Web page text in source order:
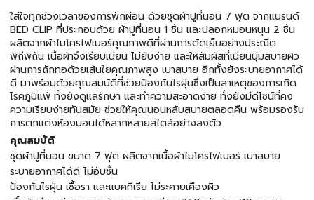
ใส่ใจทุกช่วงเวลาของการพักผ่อน ด้วยชุดผ้าปูที่นอน 7 ฟุต จากแบรนด์
BED CLIP ที่ประกอบด้วย ผ้าปูที่นอน 1 ชิ้น และปลอกหมอนหนุน 2 ชิ้น
ผลิตจากผ้าไมโครไฟเบอร์คุณภาพดีที่ผ่านการตัดเย็บอย่างประณีต
พิถีพิถัน เนื้อผ้าจึงเรียบเนียน ไม่ยับง่าย และให้สัมผัสที่เนียนนุ่มสบายผิว
ผ่านการถักทอด้วยเส้นใยคุณภาพสูง เบาสบาย อีกทั้งยังระบายอากาศได้
ดี มาพร้อมด้วยคุณสมบัติที่ช่วยป้องกันไรฝุ่นซึ่งเป็นสาเหตุของการเกิด
โรคภูมิแพ้ ทั้งยังดูแลรักษา และทำความสะอาดง่าย ทั้งยังมีดีไซน์ที่คง
ความเรียบง่ายทันสมัย ช่วยให้คุณนอนหลับสบายตลอดคืน พร้อมรองรับ
การตกแต่งห้องนอนได้หลากหลายสไตล์อย่างลงตัว
คุณสมบัติ
ชุดผ้าปูที่นอน ขนาด 7 ฟุต ผลิตจากเนื้อผ้าไมโครไฟเบอร์ เบาสบาย
ระบายอากาศได้ดี ไม่อับชื้น
ป้องกันไรฝุ่น เชื้อรา และแบคทีเรีย ไม่ระคายเคืองผิว